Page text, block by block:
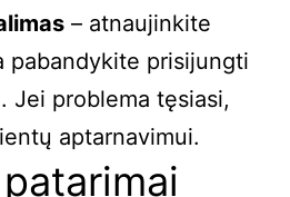
– atnaujinkite
pabandykite prisijungti
Jei problema tęsiasi,
aptarnavimui.